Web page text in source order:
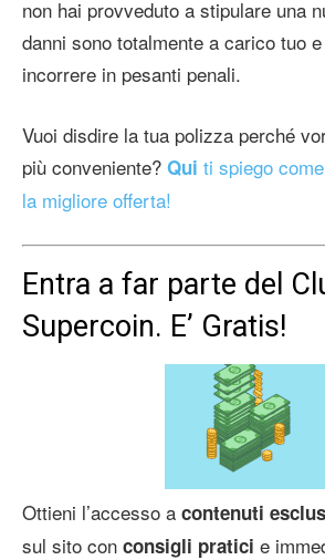
non hai provveduto a stipulare una
danni sono totalmente a carico tuo
incorrere in pesanti penali.
Vuoi disdire la tua polizza perché
più conveniente? Qui ti spiego
la migliore offerta!
Entra a far parte del
Supercoin. E’ Gratis!
Ottieni l’accesso a contenuti
sul sito con consigli pratici e